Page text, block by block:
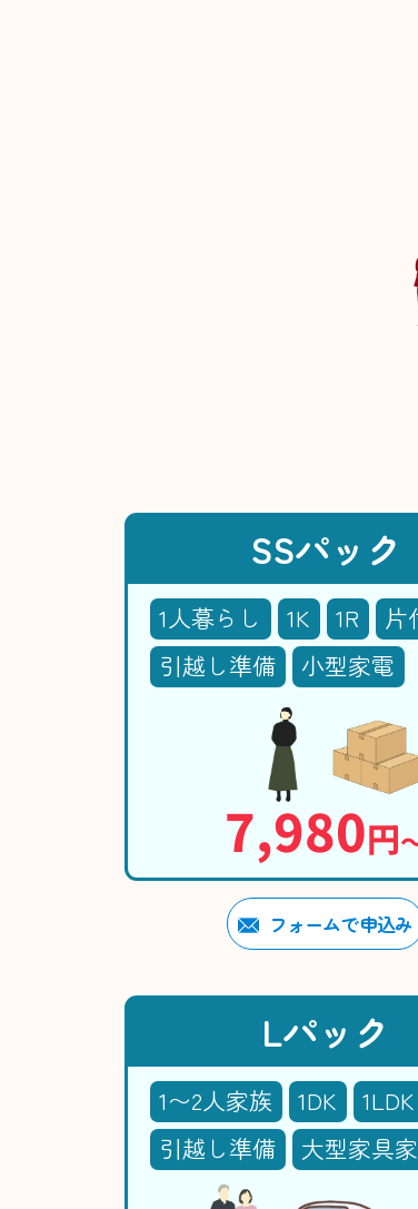
SSパック
1人暮らし 1K 1R
片
引越し準備
小型家電
7,980円
フォームで申込み
Lパック
1〜2人家族 1DK
1LDK
引越し準備
大型家具